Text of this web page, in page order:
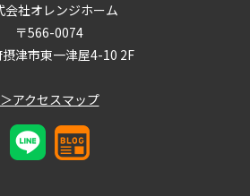
会社オレンジホーム
〒566-0074
津市東一津屋4-10 2F
＞アクセスマップ